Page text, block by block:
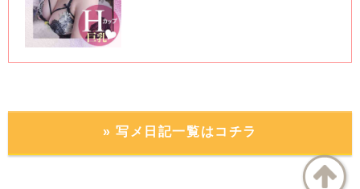
» 写メ日記一覧はコチラ